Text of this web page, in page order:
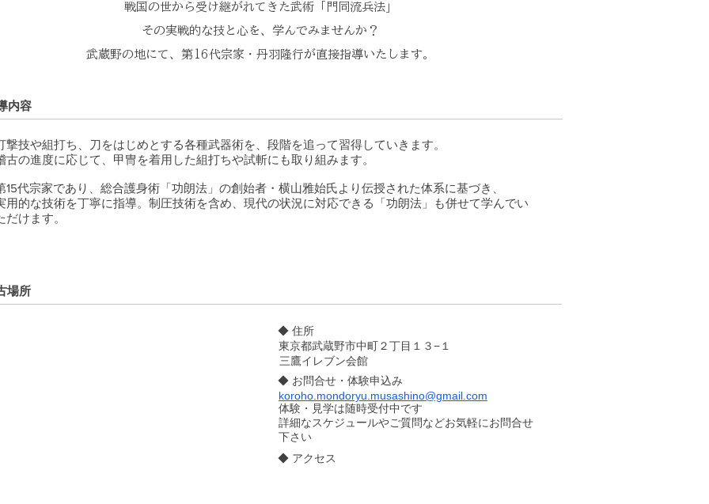
戦国の世から受け継がれてきた武術「門同流兵法」
その実戦的な技と心を、学んでみませんか？
武蔵野の地にて、第16代宗家・丹羽隆行が直接指導いたします。
内容
撃技や組打ち、刀をはじめとする各種武器術を、段階を追って習得していきます。
古の進度に応じて、甲冑を着用した組打ちや試斬にも取り組みます。
15代宗家であり、総合護身術「功朗法」の創始者・横山雅始氏より伝授された体系に基づき、
用的な技術を丁寧に指導。制圧技術を含め、現代の状況に対応できる「功朗法」も併せて学んでい
だけます。
場所
◆ 住所
東京都武蔵野市中町２丁目１３−１
三鷹イレブン会館
◆ お問合せ・体験申込み
koroho.mondoryu.musashino@gmail.com
体験・見学は随時受付中です
​詳細なスケジュールやご質問などお気軽にお問合せ
下さい
◆ アクセス